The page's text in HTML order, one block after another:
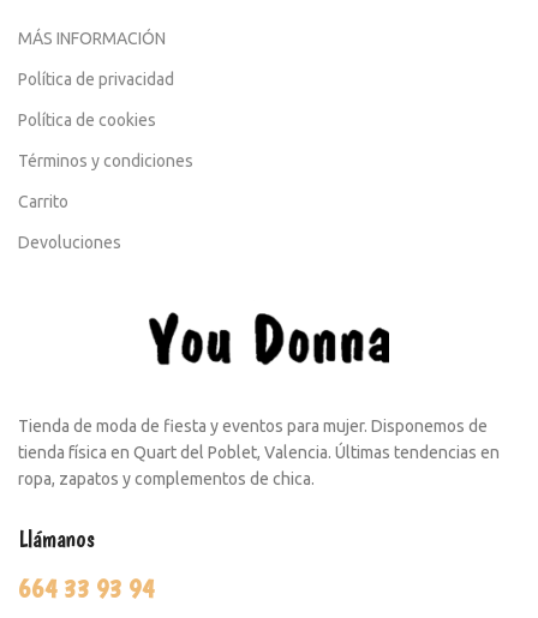
MÁS INFORMACIÓN
Política de privacidad
Política de cookies
Términos y condiciones
Carrito
Devoluciones
Tienda de moda de fiesta y eventos para mujer. Disponemos de
tienda física en Quart del Poblet, Valencia. Últimas tendencias en
ropa, zapatos y complementos de chica.
Llámanos
664 33 93 94